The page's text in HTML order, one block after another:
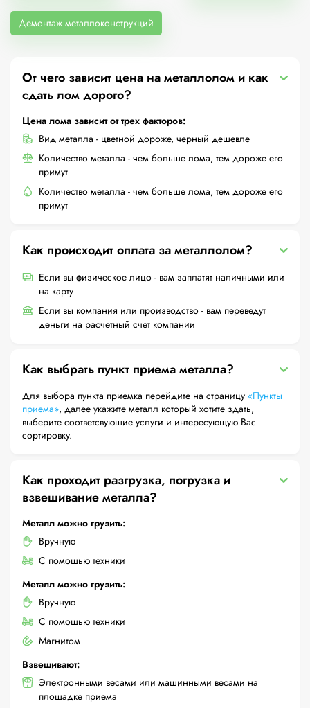
Демонтаж металлоконструкций
От чего зависит цена на металлолом и как
сдать лом дорого?
Цена лома зависит от трех факторов:
Вид металла - цветной дороже, черный дешевле
Количество металла - чем больше лома, тем дороже его
примут
Количество металла - чем больше лома, тем дороже его
примут
Как происходит оплата за металлолом?
Если вы физическое лицо - вам заплатят наличными или
на карту
Если вы компания или производство - вам переведут
деньги на расчетный счет компании
Как выбрать пункт приема металла?
Для выбора пункта приемка перейдите на страницу «Пункты
приема», далее укажите металл который хотите здать,
выберите соответсвующие услуги и интересующую Вас
сортировку.
Как проходит разгрузка, погрузка и
взвешивание металла?
Металл можно грузить:
Вручную
С помощью техники
Металл можно грузить:
Вручную
С помощью техники
Магнитом
Взвешивают:
Электронными весами или машинными весами на
площадке приема